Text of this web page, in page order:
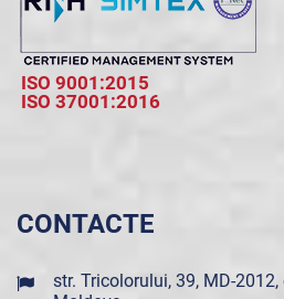
ISO 9001:2015
ISO 37001:2016
CONTACTE
str. Tricolorului, 39, MD-